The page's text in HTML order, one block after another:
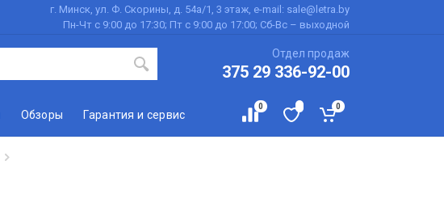
г. Минск, ул. Ф. Скорины, д. 54а/1, 3 этаж, e-mail: sale@letra.by
Пн-Чт с 9:00 до 17:30; Пт с 9:00 до 17:00; Сб-Вс – выходной
Отдел продаж
375 29 336-92-00
Обзоры Гарантия и сервис
0 0